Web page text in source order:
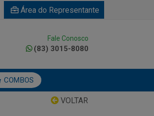
Área do Representante
Fale Conosco
(83) 3015-8080
COMBOS
VOLTAR